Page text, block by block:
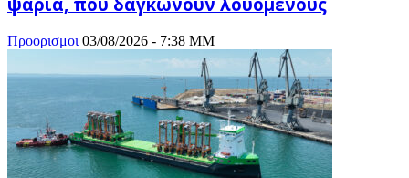
Προορισμοι 03/08/2026 - 7:38 ΜΜ